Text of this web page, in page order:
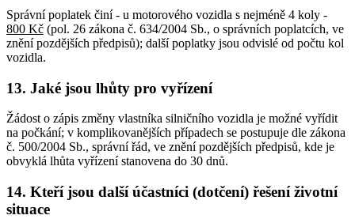
Správní poplatek činí - u motorového vozidla s nejméně 4 koly -
800 Kč (pol. 26 zákona č. 634/2004 Sb., o správních poplatcích, ve
znění pozdějších předpisů); další poplatky jsou odvislé od počtu kol
vozidla.
13. Jaké jsou lhůty pro vyřízení
Žádost o zápis změny vlastníka silničního vozidla je možné vyřídit
na počkání; v komplikovanějších případech se postupuje dle zákona
č. 500/2004 Sb., správní řád, ve znění pozdějších předpisů, kde je
obvyklá lhůta vyřízení stanovena do 30 dnů.
14. Kteří jsou další účastníci (dotčení) řešení životní
situace